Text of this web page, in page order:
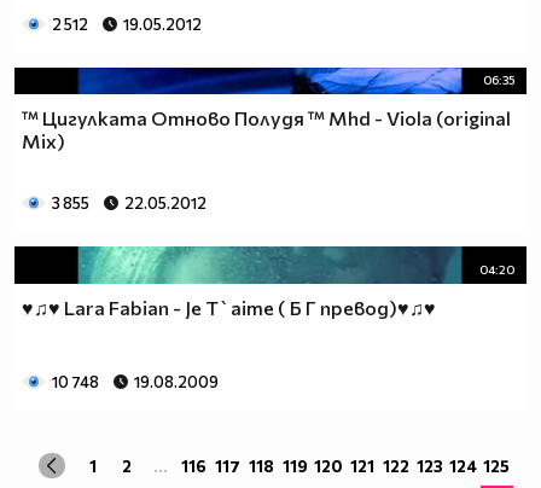
2 512 19.05.2012
06:35
™ Цигулката Отново Полудя ™ Mhd - Viola (original
Mix)
3 855 22.05.2012
04:20
♥♫♥ Lara Fabian - Je T`aime ( Б Г превод)♥♫♥
10 748 19.08.2009
1 2 ... 116 117 118 119 120 121 122 123 124 125